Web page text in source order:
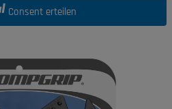
Consent erteilen